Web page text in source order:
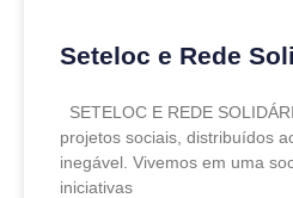
Seteloc e Rede
SETELOC E REDE
projetos sociais, distribuídos
inegável. Vivemos em uma
iniciativas